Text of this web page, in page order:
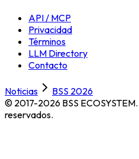
API / MCP
Privacidad
Términos
LLM Directory
Contacto
Noticias
BSS 2026
© 2017-2026 BSS ECOSYSTEM.
reservados.